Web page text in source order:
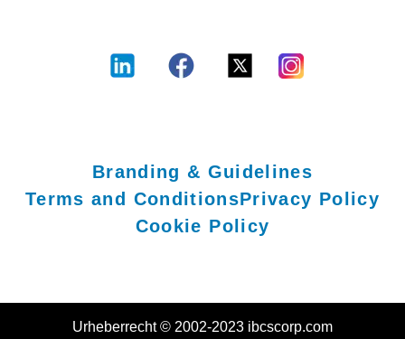
Branding & Guidelines
Terms and ConditionsPrivacy Policy
Cookie Policy
Urheberrecht © 2002-2023 ibcscorp.com